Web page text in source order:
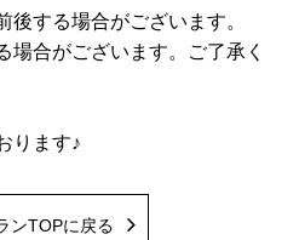
する場合がございます。
合がございます。ご了承く
ります♪
ンTOPに戻る